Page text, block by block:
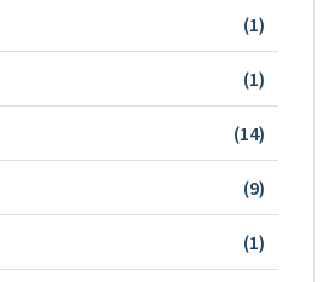
(1)
(1)
(14)
(9)
(1)